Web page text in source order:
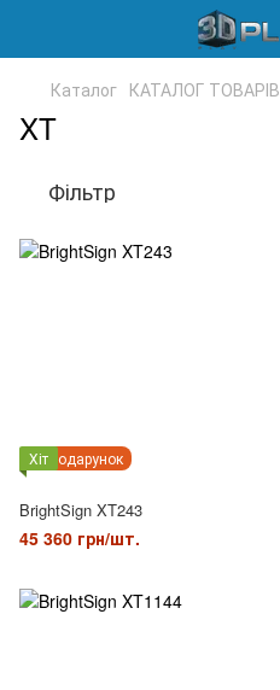
Каталог КАТАЛОГ ТОВАРІВ
XT
Фільтр
Подарунок
Хіт
BrightSign XT243
45 360 грн/шт.